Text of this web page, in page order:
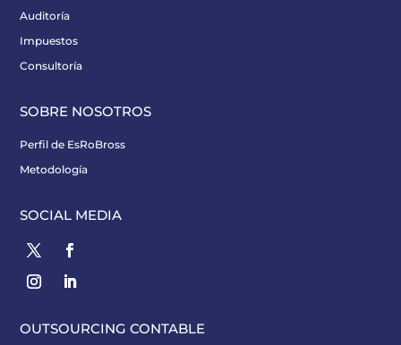
Auditoría
Impuestos
Consultoría
SOBRE NOSOTROS
Perfil de EsRoBross
Metodología
SOCIAL MEDIA
OUTSOURCING CONTABLE